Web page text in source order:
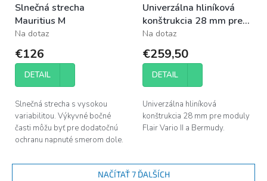
Slnečná strecha
Mauritius M
Na dotaz
€126
DETAIL
Slnečná strecha s vysokou
variabilitou. Výkyvné bočné
časti môžu byť pre dodatočnú
ochranu napnuté smerom dole.
Univerzálna hliníková
konštrukcia 28 mm pre
moduly Flair Vario II a
Bermudy.
Na dotaz
€259,50
DETAIL
Univerzálna hliníková
konštrukcia 28 mm pre moduly
Flair Vario II a Bermudy.
NAČÍTAŤ 7 ĎALŠÍCH